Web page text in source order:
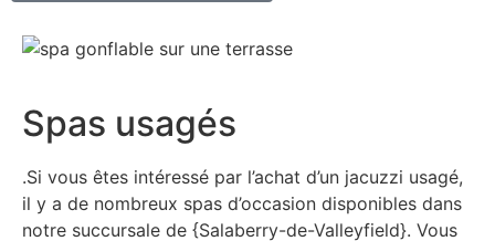
Spas usagés
.Si vous êtes intéressé par l’achat d’un jacuzzi usagé,
il y a de nombreux spas d’occasion disponibles dans
notre succursale de {Salaberry-de-Valleyfield}. Vous